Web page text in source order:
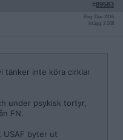
#89583
Reg: Dec 2016
Inlägg: 2 268
tänker inte köra cirklar
under psykisk tortyr,
FN.
USAF byter ut